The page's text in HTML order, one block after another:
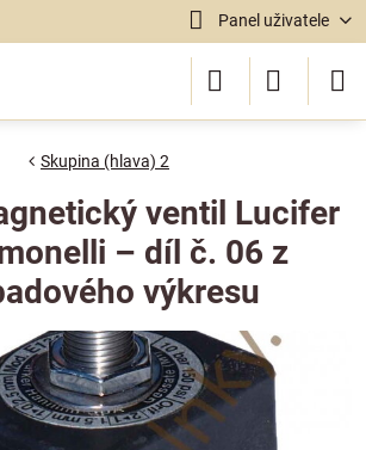
Panel uživatele
Skupina (hlava) 2
ventil Lucifer
– díl č. 06 z
výkresu